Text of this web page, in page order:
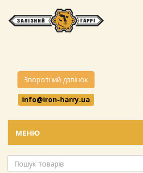
Зворотний дзвінок
info@iron-harry.ua
МЕНЮ